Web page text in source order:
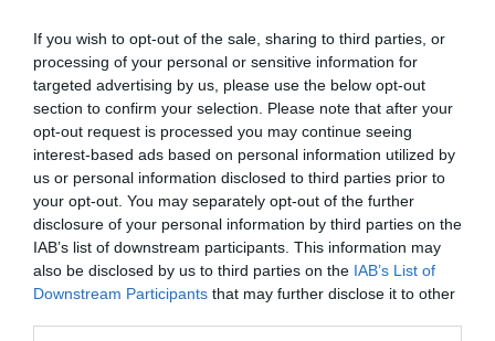
If you wish to opt-out of the sale, sharing to third parties, or
processing of your personal or sensitive information for
targeted advertising by us, please use the below opt-out
section to confirm your selection. Please note that after your
opt-out request is processed you may continue seeing
interest-based ads based on personal information utilized by
us or personal information disclosed to third parties prior to
your opt-out. You may separately opt-out of the further
disclosure of your personal information by third parties on the
IAB’s list of downstream participants. This information may
also be disclosed by us to third parties on the IAB’s List of
Downstream Participants that may further disclose it to other
Ξεκίνησαν τα γυρίσματα του «Grown Ups 3» – Ο Άνταμ
Σάντλερ ξανά με την αγαπημένη παρέα
Νέα υπόθεση «καίει» τον Ινφαντίνο: Καταγγελίες για
εξαψήφια αποζημίωση από την UEFA σε γυναίκα με την
οποία φέρεται να είχε σχέση
e-ΕΦΚΑ – ΔΥΠΑ: Πληρωμές 56,7 εκατ. ευρώ έως τις 14
Αυγούστου – Ποιοι πάνε «ταμείο»
Τα επικίνδυνα σχέδια Πούτιν για επίθεση στο ΝΑΤΟ – Το